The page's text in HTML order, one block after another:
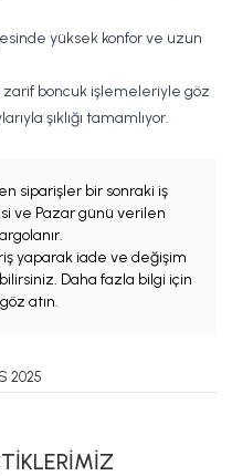
yüksek konfor ve uzun
zarif boncuk işlemeleriyle göz
şıklığı tamamlıyor.
siparişler bir sonraki iş
ve Pazar günü verilen
yaparak iade ve değişim
Daha fazla bilgi için
atın.
2025